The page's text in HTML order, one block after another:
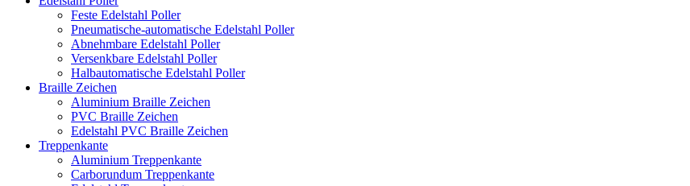
Feste Edelstahl Poller
Pneumatische-automatische Edelstahl Poller
Abnehmbare Edelstahl Poller
Versenkbare Edelstahl Poller
Halbautomatische Edelstahl Poller
Braille Zeichen
Aluminium Braille Zeichen
PVC Braille Zeichen
Edelstahl PVC Braille Zeichen
Treppenkante
Aluminium Treppenkante
Carborundum Treppenkante